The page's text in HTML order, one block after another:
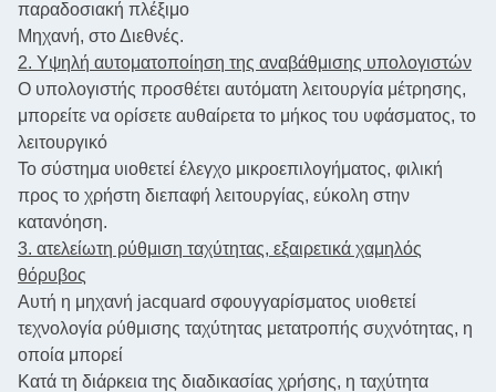
παραδοσιακή πλέξιμο
Μηχανή, στο Διεθνές.
2. Υψηλή αυτοματοποίηση της αναβάθμισης υπολογιστών
Ο υπολογιστής προσθέτει αυτόματη λειτουργία μέτρησης,
μπορείτε να ορίσετε αυθαίρετα το μήκος του υφάσματος, το
λειτουργικό
Το σύστημα υιοθετεί έλεγχο μικροεπιλογήματος, φιλική
προς το χρήστη διεπαφή λειτουργίας, εύκολη στην
κατανόηση.
3. ατελείωτη ρύθμιση ταχύτητας, εξαιρετικά χαμηλός
θόρυβος
Αυτή η μηχανή jacquard σφουγγαρίσματος υιοθετεί
τεχνολογία ρύθμισης ταχύτητας μετατροπής συχνότητας, η
οποία μπορεί
Κατά τη διάρκεια της διαδικασίας χρήσης, η ταχύτητα